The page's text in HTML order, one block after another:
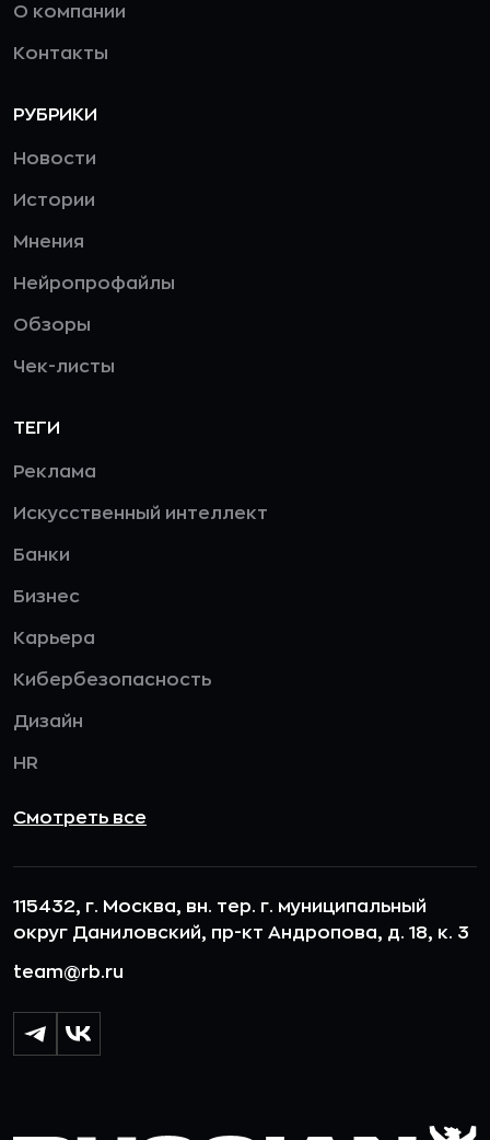
О компании
Контакты
РУБРИКИ
Новости
Истории
Мнения
Нейропрофайлы
Обзоры
Чек-листы
ТЕГИ
Реклама
Искусственный интеллект
Банки
Бизнес
Карьера
Кибербезопасность
Дизайн
HR
Смотреть все
115432, г. Москва, вн. тер. г. муниципальный
округ Даниловский, пр-кт Андропова, д. 18, к. 3
team@rb.ru